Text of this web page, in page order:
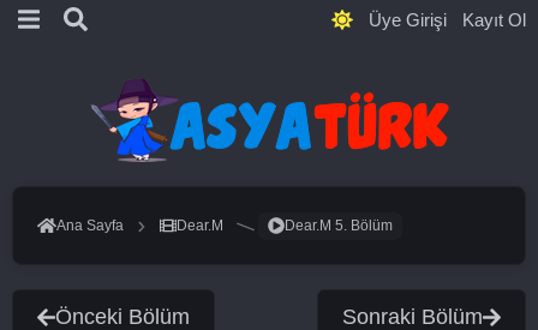
Üye Girişi Kayıt Ol
Ana Sayfa Dear.M Dear.M 5. Bölüm
Önceki Bölüm Sonraki Bölüm